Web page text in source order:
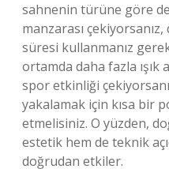
sahnenin türüne göre
manzarası
süresi kullanmanız
ortamda daha fazla ışık
spor etkinliği
yakalamak için kısa bir
etmelisiniz. O yüzden,
estetik hem de teknik
doğrudan etkiler.